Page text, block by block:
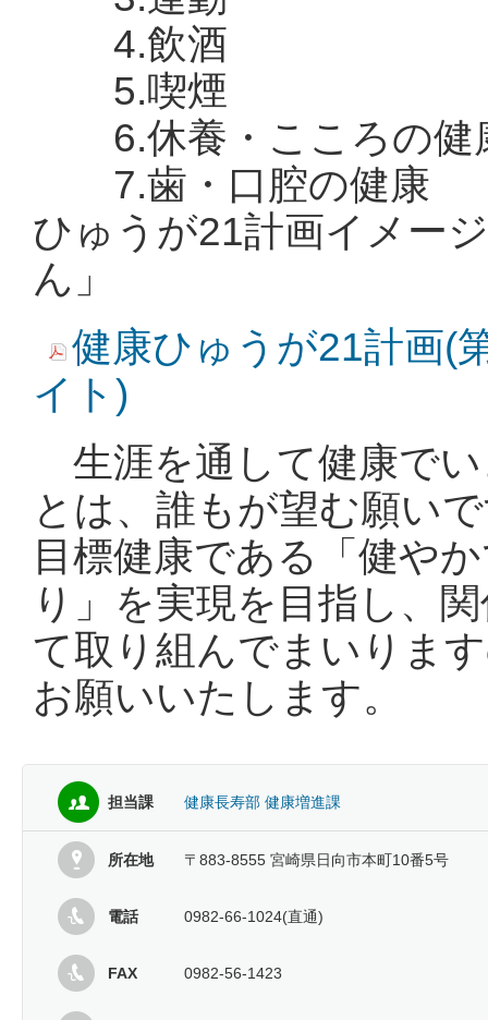
4.飲酒
5.喫煙
6.休養・こころの健
7.歯・口
ひゅうが21計画イメー
ん」
健康ひゅうが21計画(
イト)
生涯を通して健康で
とは、誰もが望む願い
目標健康である「健や
り」を実現を目指し、
て取り組んでまいりま
お願いいたします。
担当課 健康長寿部 健康増進課
所在地 〒883-8555 宮崎県日向市本町10番5号
電話 0982-66-1024(直通)
FAX 0982-56-1423